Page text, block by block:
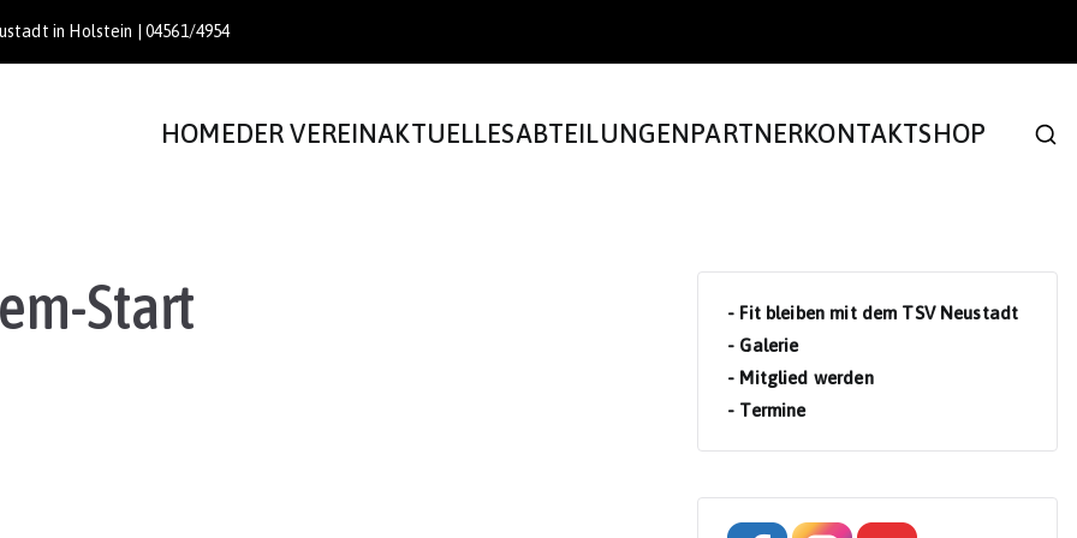
in Holstein | 04561/4954
HOMEDER VEREINAKTUELLESABTEILUNGENPARTNERKONTAKTSHOP
Start
- Fit bleiben mit dem TSV Neustadt
- Galerie
- Mitglied werden
- Termine